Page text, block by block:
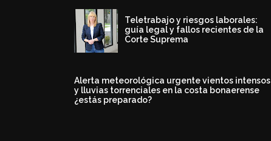
Teletrabajo y riesgos laborales:
guía legal y fallos recientes de la
Corte Suprema
Alerta meteorológica urgente vientos intensos
y lluvias torrenciales en la costa bonaerense
¿estás preparado?